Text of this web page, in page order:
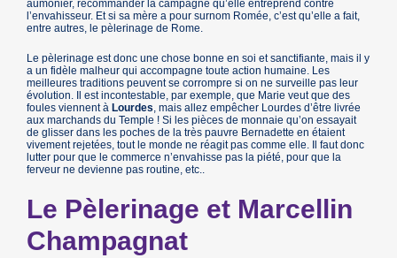
aumônier, recommander la campagne qu’elle entreprend contre
l’envahisseur. Et si sa mère a pour surnom Romée, c’est qu’elle a fait,
entre autres, le pèlerinage de Rome.
Le pèlerinage est donc une chose bonne en soi et sanctifiante, mais il y
a un fidèle malheur qui accompagne toute action humaine. Les
meilleures traditions peuvent se corrompre si on ne surveille pas leur
évolution. Il est incontestable, par exemple, que Marie veut que des
foules viennent à Lourdes, mais allez empêcher Lourdes d’être livrée
aux marchands du Temple ! Si les pièces de monnaie qu’on essayait
de glisser dans les poches de la très pauvre Bernadette en étaient
vivement rejetées, tout le monde ne réagit pas comme elle. Il faut donc
lutter pour que le commerce n’envahisse pas la piété, pour que la
ferveur ne devienne pas routine, etc..
Le Pèlerinage et Marcellin
Champagnat